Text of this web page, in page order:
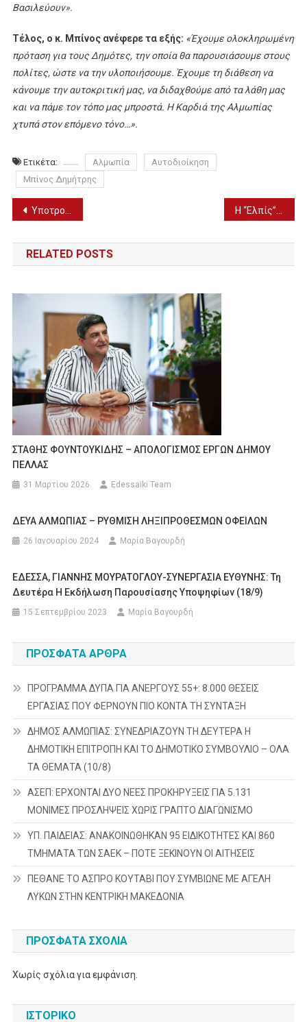
Βασιλεύουν».
Τέλος, ο κ. Μπίνος ανέφερε τα εξής: «Έχουμε ολοκληρωμένη
πρόταση για τους Δημότες, την οποία θα παρουσιάσουμε στους
πολίτες, ώστε να την υλοποιήσουμε. Έχουμε τη διάθεση να
κάνουμε την αυτοκριτική μας, να διδαχθούμε από τα λάθη μας
και να πάμε τον τόπο μας μπροστά. Η Καρδιά της Αλμωπίας
χτυπά στον επόμενο τόνο…».
Ετικέτα: Αλμωπία
Αυτοδιοίκηση
Μπίνος Δημήτρης
Πλοήγηση
άρθρων
Υποτροφίες του Ιδρύματος Σταύρος Νιάρχος
RELATED POSTS
ΣΤΑΘΗΣ ΦΟΥΝΤΟΥΚΙΔΗΣ – ΑΠΟΛΟΓΙΣΜΟΣ ΕΡΓΩΝ ΔΗΜΟΥ
ΠΕΛΛΑΣ
31 Μαρτίου 2026 Edessaiki Team
ΔΕΥΑ ΑΛΜΩΠΙΑΣ – ΡΥΘΜΙΣΗ ΛΗΞΙΠΡΟΘΕΣΜΩΝ ΟΦΕΙΛΩΝ
26 Ιανουαρίου 2024 Μαρία Βαγουρδή
ΕΔΕΣΣΑ, ΓΙΑΝΝΗΣ ΜΟΥΡΑΤΟΓΛΟΥ-ΣΥΝΕΡΓΑΣΙΑ ΕΥΘΥΝΗΣ: Τη
Δευτέρα Η Εκδήλωση Παρουσίασης Υποψηφίων (18/9)
15 Σεπτεμβρίου 2023 Μαρία Βαγουρδή
ΠΡΌΣΦΑΤΑ ΆΡΘΡΑ
ΠΡΟΓΡΑΜΜΑ ΔΥΠΑ ΓΙΑ ΑΝΕΡΓΟΥΣ 55+: 8.000 ΘΕΣΕΙΣ
ΕΡΓΑΣΙΑΣ ΠΟΥ ΦΕΡΝΟΥΝ ΠΙΟ ΚΟΝΤΑ ΤΗ ΣΥΝΤΑΞΗ
ΔΗΜΟΣ ΑΛΜΩΠΙΑΣ: ΣΥΝΕΔΡΙΑΖΟΥΝ ΤΗ ΔΕΥΤΕΡΑ H
ΔΗΜΟΤΙΚΗ ΕΠΙΤΡΟΠΗ ΚΑΙ ΤΟ ΔΗΜΟΤΙΚΟ ΣΥΜΒΟΥΛΙΟ – ΟΛΑ
ΤΑ ΘΕΜΑΤΑ (10/8)
ΑΣΕΠ: ΕΡΧΟΝΤΑΙ ΔΥΟ ΝΕΕΣ ΠΡΟΚΗΡΥΞΕΙΣ ΓΙΑ 5.131
ΜΟΝΙΜΕΣ ΠΡΟΣΛΗΨΕΙΣ ΧΩΡΙΣ ΓΡΑΠΤΟ ΔΙΑΓΩΝΙΣΜΟ
ΥΠ. ΠΑΙΔΕΙΑΣ: ΑΝΑΚΟΙΝΩΘΗΚΑΝ 95 ΕΙΔΙΚΟΤΗΤΕΣ ΚΑΙ 860
ΤΜΗΜΑΤΑ ΤΩΝ ΣΑΕΚ – ΠΟΤΕ ΞΕΚΙΝΟΥΝ ΟΙ ΑΙΤΗΣΕΙΣ
ΠΕΘΑΝΕ ΤΟ ΑΣΠΡΟ ΚΟΥΤΑΒΙ ΠΟΥ ΣΥΜΒΙΩΝΕ ΜΕ ΑΓΕΛΗ
ΛΥΚΩΝ ΣΤΗΝ ΚΕΝΤΡΙΚΗ ΜΑΚΕΔΟΝΙΑ
ΠΡΌΣΦΑΤΑ ΣΧΌΛΙΑ
Χωρίς σχόλια για εμφάνιση.
ΙΣΤΟΡΙΚΌ